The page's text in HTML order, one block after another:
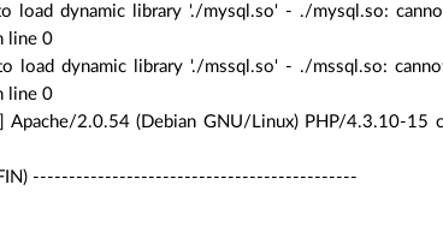
load dynamic library './mysql.so' - ./mysql.so:
line 0
load dynamic library './mssql.so' - ./mssql.so:
line 0
2.0.54 (Debian GNU/Linux) PHP/4.3.10-15
---------------------------------------------